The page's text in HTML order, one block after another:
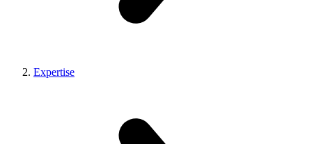
Expertise